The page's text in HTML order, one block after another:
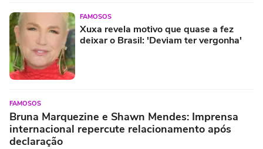
FAMOSOS
Xuxa revela motivo que quase a fez
deixar o Brasil: 'Deviam ter vergonha'
FAMOSOS
Bruna Marquezine e Shawn Mendes: Imprensa
internacional repercute relacionamento após
declaração